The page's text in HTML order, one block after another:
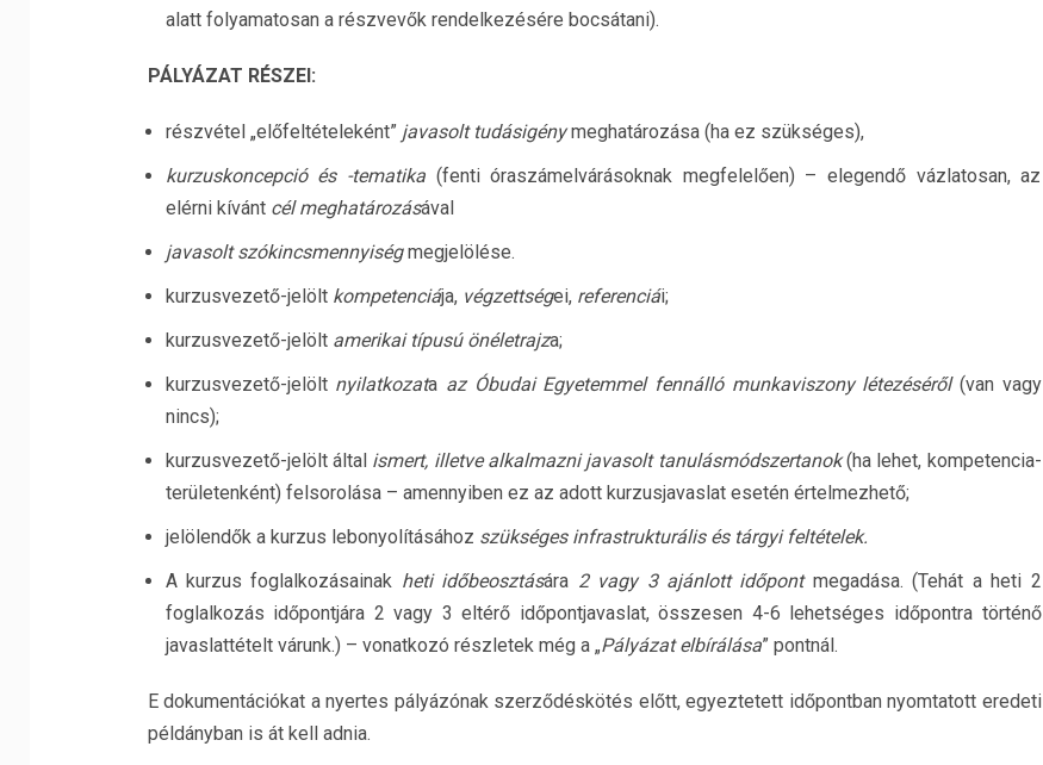
alatt folyamatosan a részvevők rendelkezésére bocsátani).
PÁLYÁZAT RÉSZEI:
részvétel „előfeltételeként” javasolt tudásigénymeghatározása (ha ez szükséges),
kurzuskoncepció és -tematika (fenti óraszámelvárásoknak megfelelően) – elegendő vázlatosan, az
elérni kívánt cél meghatározásával
javasolt szókincsmennyiségmegjelölése.
kurzusvezető-jelölt kompetenciája, végzettségei, referenciái;
kurzusvezető-jelölt amerikai típusú önéletrajza;
kurzusvezető-jelölt nyilatkozata az Óbudai Egyetemmel fennálló munkaviszony létezéséről (van vagy
nincs);
kurzusvezető-jelölt által ismert, illetve alkalmazni javasolt tanulásmódszertanok(ha lehet, kompetencia-
területenként) felsorolása – amennyiben ez az adott kurzusjavaslat esetén értelmezhető;
jelölendők a kurzus lebonyolításához szükséges infrastrukturális és tárgyi feltételek.
A kurzus foglalkozásainak heti időbeosztására 2 vagy 3 ajánlott időpont megadása. (Tehát a heti 2
foglalkozás időpontjára 2 vagy 3 eltérő időpontjavaslat, összesen 4-6 lehetséges időpontra történő
javaslattételt várunk.) – vonatkozó részletek még a „Pályázat elbírálása” pontnál.
E dokumentációkat a nyertes pályázónak szerződéskötés előtt, egyeztetett időpontban nyomtatott eredeti
példányban is át kell adnia.